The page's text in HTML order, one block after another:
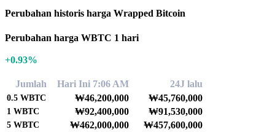
Perubahan historis harga Wrapped Bitcoin
Perubahan harga WBTC 1 hari
+0.93%
Jumlah Hari Ini 7:06 AM 24J lalu
0.5 WBTC ₩46,200,000 ₩45,760,000
1 WBTC ₩92,400,000 ₩91,530,000
5 WBTC ₩462,000,000 ₩457,600,000